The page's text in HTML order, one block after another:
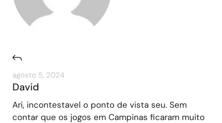
agosto 5, 2024
David
Ari, incontestavel o ponto de vista seu. Sem
contar que os jogos em Campinas ficaram muito